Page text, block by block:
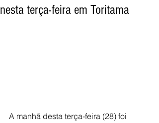
nesta terça-feira em Toritama
A manhã desta terça-feira (28) foi